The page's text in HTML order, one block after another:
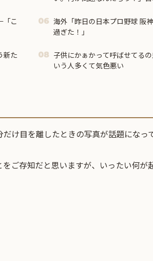
「こ
06 海外「昨日の日本プロ野球 阪
過ぎた！」
新た
08 子供にかぁかって呼ばせてる
いう人多くて気色悪い
け目を離したときの写真が話題になっ
ご存知だと思いますが、いったい何が